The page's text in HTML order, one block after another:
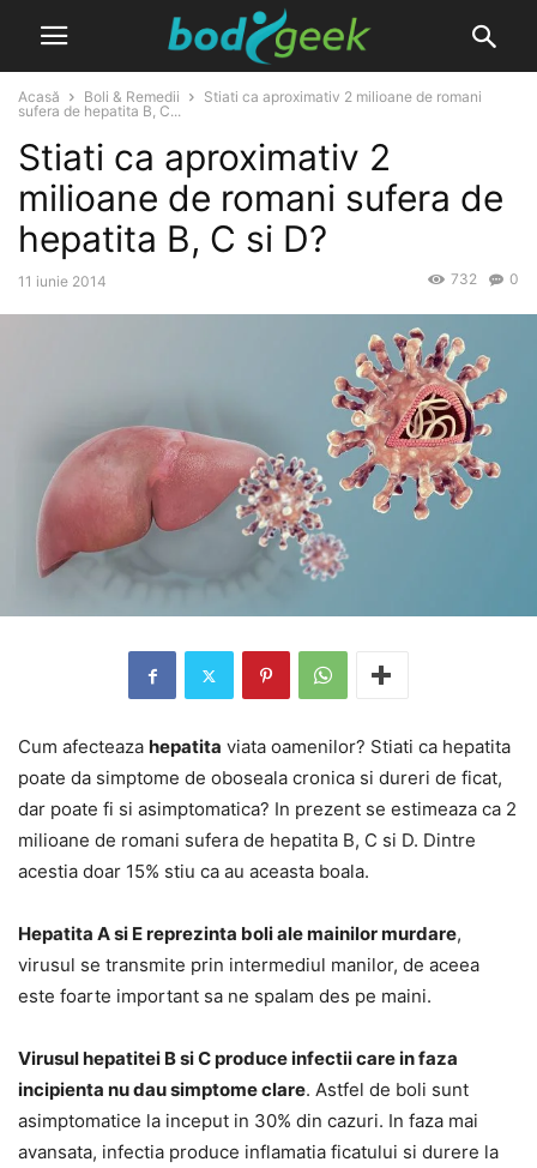
Acasă Boli & Remedii
Stiati ca aproximativ 2 milioane de romani
sufera de hepatita B, C...
Stiati ca aproximativ 2
milioane de romani sufera de
hepatita B, C si D?
11 iunie 2014 0
732
Cum afecteaza hepatita viata oamenilor? Stiati ca hepatita
poate da simptome de oboseala cronica si dureri de ficat,
dar poate fi si asimptomatica? In prezent se estimeaza ca 2
milioane de romani sufera de hepatita B, C si D. Dintre
acestia doar 15% stiu ca au aceasta boala.
Hepatita A si E reprezinta boli ale mainilor murdare,
virusul se transmite prin intermediul manilor, de aceea
este foarte important sa ne spalam des pe maini.
Virusul hepatitei B si C produce infectii care in faza
incipienta nu dau simptome clare. Astfel de boli sunt
asimptomatice la inceput in 30% din cazuri. In faza mai
avansata, infectia produce inflamatia ficatului si durere la